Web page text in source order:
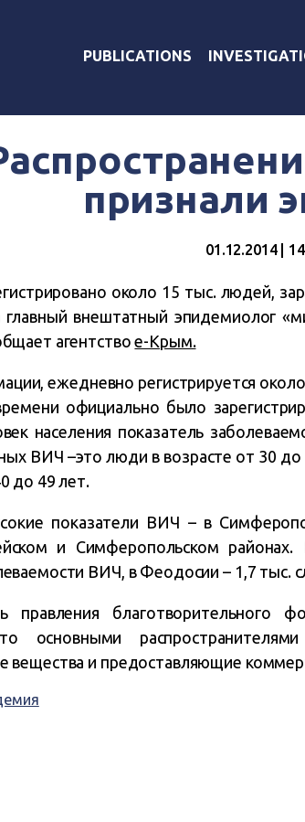
PUBLICATIONS
признали
01.12.2014 |
около 15 тыс. людей,
главный внештатный эпидемиолог
агентствое-Крым.
ежедневно регистрируется
официально было
населения показатель
ВИЧ –это люди в возрасте от 30
до 49 лет.
показатели ВИЧ – в
и Симферопольском
ВИЧ, в Феодосии – 1,7 тыс.
правления
основными
вещества и предоставляющие